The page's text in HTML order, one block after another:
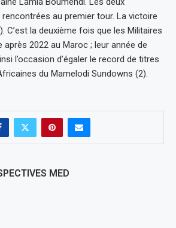
au premier tour. La victoire
C’est la deuxième fois que les Militaires
après 2022 au Maroc ; leur année de
l’occasion d’égaler le record de titres
du Mamelodi Sundowns (2).
MED